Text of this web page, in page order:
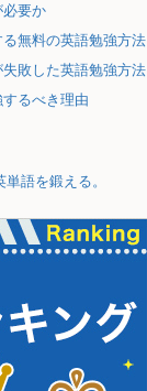
必要か
無料の英語勉強方法
敗した英語勉強方法
るべき理由
語を鍛える。